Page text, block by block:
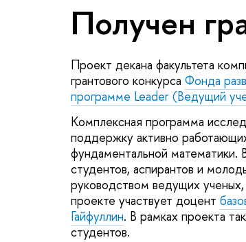
Получен
Проект декана факультета
грантового конкурса Фонда
программе Leader (Ведущий
Комплексная программа
поддержку активно
фундаментальной
студентов, аспирантов и
руководством ведущих
проекте участвует доцент
Гайфуллин. В рамках проекта
студентов.